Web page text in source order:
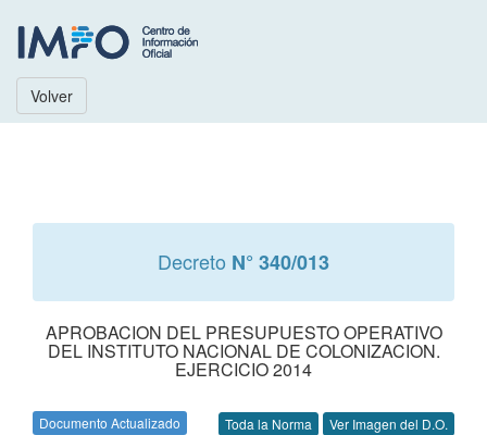
Volver
Decreto N° 340/013
APROBACION DEL PRESUPUESTO OPERATIVO
DEL INSTITUTO NACIONAL DE COLONIZACION.
EJERCICIO 2014
Documento Actualizado Toda la Norma Ver Imagen del D.O.